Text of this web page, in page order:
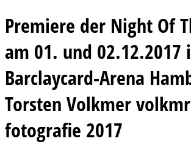
Premiere der Night Of
am 01. und 02.12.2017
Barclaycard-Arena
Torsten Volkmer volkmr
fotografie 2017